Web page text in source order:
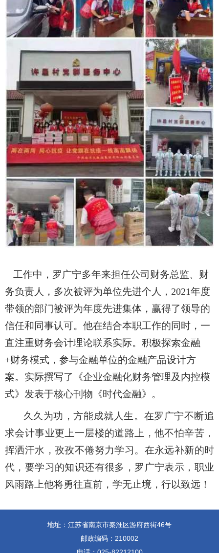
工作中，罗广宁多年来担任公司财务总监、财
务负责人，多次被评为单位先进个人， 2021年度
带领的部门被评为年度先进集体，赢得了领导的
信任和同事认可。他在结合本职工作的同时，一
直注重财务会计理论联系实际。积极探索金融
+财务模式，参与金融单位的金融产品设计方
案。实际撰写了《企业金融化财务管理及内控模
式》发表于核心刊物《时代金融》。
久久为功，方能成就人生。在罗广宁不断追
求会计事业更上一层楼的道路上，他不怕辛苦，
挥洒汗水，孜孜不倦努力学习。在永远补新的时
代，要学习的知识还有很多，罗广宁表示，职业
风雨路上他将勇往直前，学无止境，行以致远！
地址：江苏省南京市秦淮区游府西街46号
邮政编码：210002